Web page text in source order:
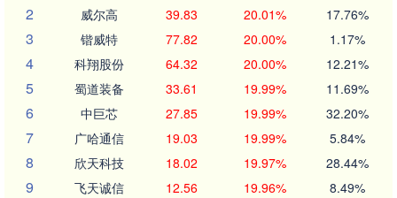
2 威尔高 39.83 20.01% 17.76%
3 锴威特 77.82 20.00% 1.17%
4 科翔股份 64.32 20.00% 12.21%
5 蜀道装备 33.61 19.99% 11.69%
6 中巨芯 27.85 19.99% 32.20%
7 广哈通信 19.03 19.99% 5.84%
8 欣天科技 18.02 19.97% 28.44%
9 飞天诚信 12.56 19.96% 8.49%